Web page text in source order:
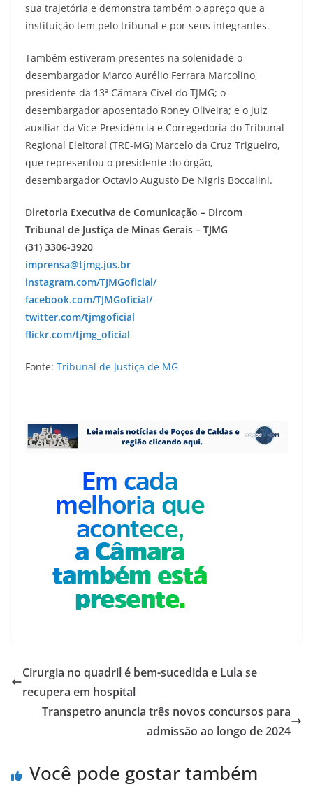
sua trajetória e demonstra também o apreço que a
instituição tem pelo tribunal e por seus integrantes.
Também estiveram presentes na solenidade o
desembargador Marco Aurélio Ferrara Marcolino,
presidente da 13ª Câmara Cível do TJMG; o
desembargador aposentado Roney Oliveira; e o juiz
auxiliar da Vice-Presidência e Corregedoria do Tribunal
Regional Eleitoral (TRE-MG) Marcelo da Cruz Trigueiro,
que representou o presidente do órgão,
desembargador Octavio Augusto De Nigris Boccalini.
Diretoria Executiva de Comunicação – Dircom
Tribunal de Justiça de Minas Gerais – TJMG
(31) 3306-3920
imprensa@tjmg.jus.br
instagram.com/TJMGoficial/
facebook.com/TJMGoficial/
twitter.com/tjmgoficial
flickr.com/tjmg_oficial
Fonte: Tribunal de Justiça de MG
Cirurgia no quadril é bem-sucedida e Lula se
recupera em hospital
Transpetro anuncia três novos concursos para
admissão ao longo de 2024
Você pode gostar também